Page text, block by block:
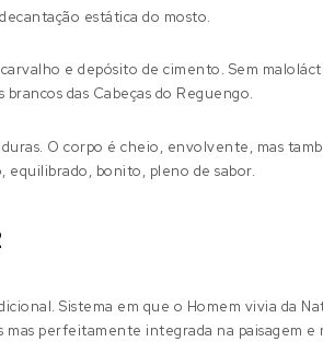
estática do mosto.
e depósito de cimento. Sem
das Cabeças do Reguengo.
O corpo é cheio, envolvente, mas
bonito, pleno de sabor.
Sistema em que o Homem vivia da
perfeitamente integrada na paisagem e